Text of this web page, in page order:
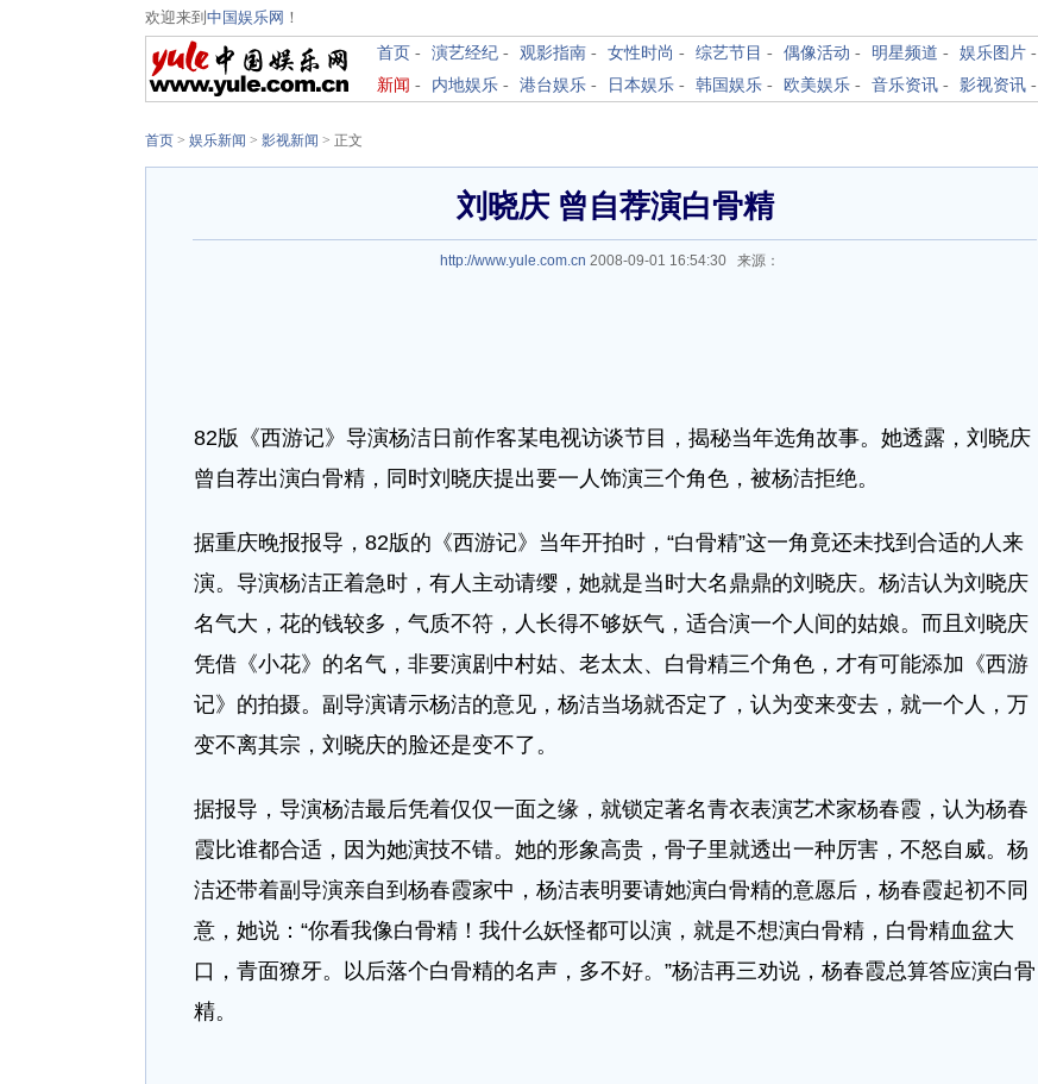
欢迎来到 中国娱乐网 ！
首页 - 演艺经纪 - 观影指南 - 女性时尚 - 综艺节目 - 偶像活动 - 明星频道 - 娱乐图片 -
新闻 - 内地娱乐 - 港台娱乐 - 日本娱乐 - 韩国娱乐 - 欧美娱乐 - 音乐资讯 - 影视资讯 -
首页 > 娱乐新闻 > 影视新闻 > 正文
刘晓庆 曾自荐演白骨精
http://www.yule.com.cn 2008-09-01 16:54:30 来源：
82版《西游记》导演杨洁日前作客某电视访谈节目，揭秘当年选角故事。她透露，刘晓庆
曾自荐出演白骨精，同时刘晓庆提出要一人饰演三个角色，被杨洁拒绝。
据重庆晚报报导，82版的《西游记》当年开拍时，“白骨精”这一角竟还未找到合适的人来
演。导演杨洁正着急时，有人主动请缨，她就是当时大名鼎鼎的刘晓庆。杨洁认为刘晓庆
名气大，花的钱较多，气质不符，人长得不够妖气，适合演一个人间的姑娘。而且刘晓庆
凭借《小花》的名气，非要演剧中村姑、老太太、白骨精三个角色，才有可能添加《西游
记》的拍摄。副导演请示杨洁的意见，杨洁当场就否定了，认为变来变去，就一个人，万
变不离其宗，刘晓庆的脸还是变不了。
据报导，导演杨洁最后凭着仅仅一面之缘，就锁定著名青衣表演艺术家杨春霞，认为杨春
霞比谁都合适，因为她演技不错。她的形象高贵，骨子里就透出一种厉害，不怒自威。杨
洁还带着副导演亲自到杨春霞家中，杨洁表明要请她演白骨精的意愿后，杨春霞起初不同
意，她说：“你看我像白骨精！我什么妖怪都可以演，就是不想演白骨精，白骨精血盆大
口，青面獠牙。以后落个白骨精的名声，多不好。”杨洁再三劝说，杨春霞总算答应演白骨
精。